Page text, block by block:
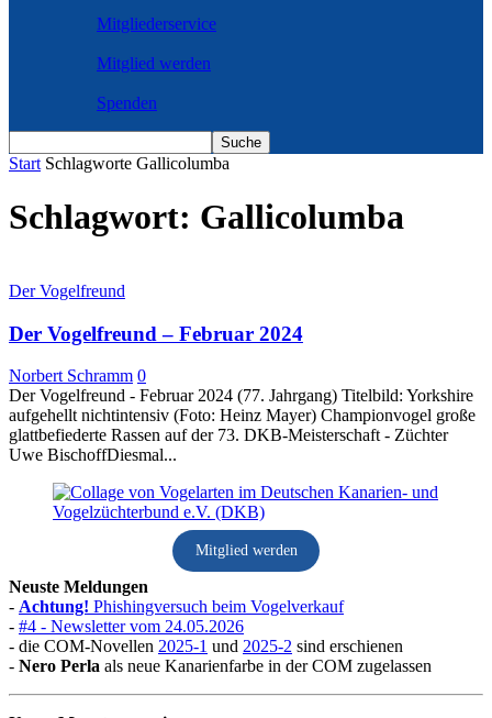
Mitgliederservice
Mitglied werden
Spenden
Start Schlagworte Gallicolumba
Schlagwort: Gallicolumba
Der Vogelfreund
Der Vogelfreund – Februar 2024
Norbert Schramm 0
Der Vogelfreund - Februar 2024 (77. Jahrgang) Titelbild: Yorkshire
aufgehellt nichtintensiv (Foto: Heinz Mayer) Championvogel große
glattbefiederte Rassen auf der 73. DKB-Meisterschaft - Züchter
Uwe BischoffDiesmal...
Mitglied werden
Neuste Meldungen
- Achtung! Phishingversuch beim Vogelverkauf
- #4 - Newsletter vom 24.05.2026
- die COM-Novellen 2025-1 und 2025-2 sind erschienen
- Nero Perla als neue Kanarienfarbe in der COM zugelassen